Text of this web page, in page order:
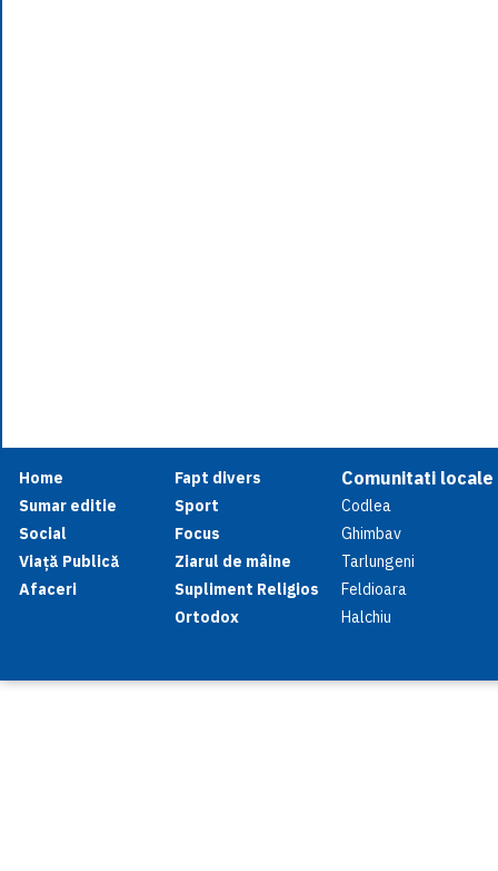
Home
Sumar editie
Social
Viață Publică
Afaceri
Fapt divers
Sport
Focus
Ziarul de mâine
Supliment Religios
Ortodox
Comunitati locale
Codlea
Ghimbav
Tarlungeni
Feldioara
Halchiu